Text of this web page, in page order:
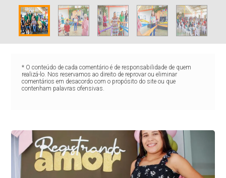
* O conteúdo de cada comentário é de responsabilidade de quem
realizá-lo. Nos reservamos ao direito de reprovar ou eliminar
comentários em desacordo com o propósito do site ou que
contenham palavras ofensivas.